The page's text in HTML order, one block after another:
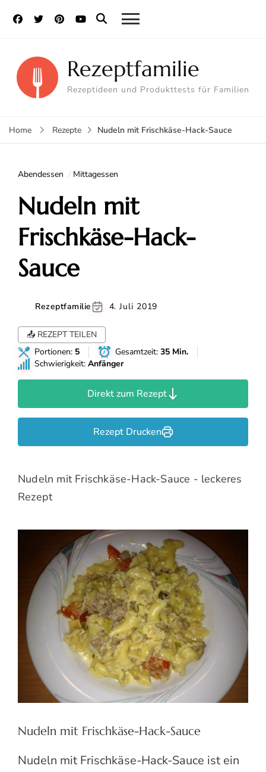
Rezeptfamilie
Rezeptideen und Produkttests für Familien
Home Rezepte Nudeln mit Frischkäse-Hack-Sauce
Abendessen Mittagessen
Nudeln mit
Frischkäse-Hack-
Sauce
Rezeptfamilie 4. Juli 2019
📤 REZEPT TEILEN
Portionen: 5 Gesamtzeit: 35 Min.
Schwierigkeit: Anfänger
Direkt zum Rezept
Rezept Drucken
Nudeln mit Frischkäse-Hack-Sauce - leckeres
Rezept
Nudeln mit Frischkäse-Hack-Sauce
Nudeln mit Frischkäse-Hack-Sauce ist ein